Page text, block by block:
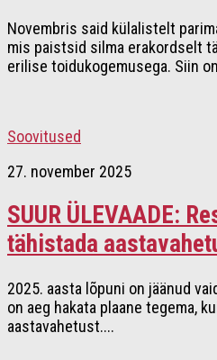
Novembris said külalistelt
mis paistsid silma erakordselt
erilise toidukogemusega. Siin
Soovitused
27. november 2025
SUUR ÜLEVAADE:
tähistada
2025. aasta lõpuni on jäänud
on aeg hakata plaane tegema,
aastavahetust....